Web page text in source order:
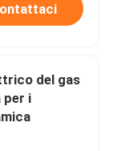
del gas
per i